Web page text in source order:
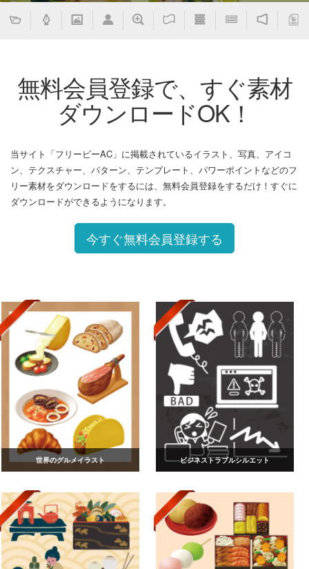
無料会員登録で、すぐ素材
ダウンロードOK！
当サイト「フリービーAC」に掲載されているイラスト、写真、アイコ
ン、テクスチャー、パターン、テンプレート、パワーポイントなどのフ
リー素材をダウンロードをするには、無料会員登録をするだけ！すぐに
ダウンロードができるようになります。
今すぐ無料会員登録する
世界のグルメイラスト ビジネストラブルシルエット